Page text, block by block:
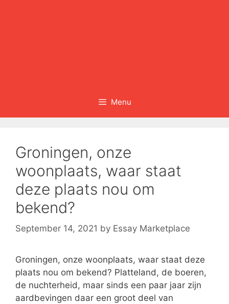
Menu
Groningen, onze
woonplaats, waar staat
deze plaats nou om
bekend?
September 14, 2021 by Essay Marketplace
Groningen, onze woonplaats, waar staat deze
plaats nou om bekend? Platteland, de boeren,
de nuchterheid, maar sinds een paar jaar zijn
aardbevingen daar een groot deel van